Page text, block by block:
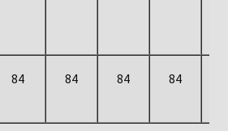
84 84 84 84